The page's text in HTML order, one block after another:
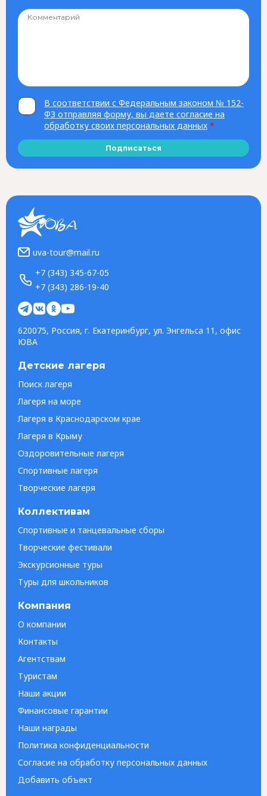
В соответствии с Федеральным законом № 152-
ФЗ отправляя форму, вы даете согласие на
обработку своих персональных данных *
Подписаться
uva-tour@mail.ru
+7 (343) 345-67-05
+7 (343) 286-19-40
620075, Россия, г. Екатеринбург, ул. Энгельса 11, офис
ЮВА
Детские лагеря
Поиск лагеря
Лагеря на море
Лагеря в Краснодарском крае
Лагеря в Крыму
Оздоровительные лагеря
Спортивные лагеря
Творческие лагеря
Коллективам
Спортивные и танцевальные сборы
Творческие фестивали
Экскурсионные туры
Туры для школьников
Компания
О компании
Контакты
Агентствам
Туристам
Наши акции
Финансовые гарантии
Наши награды
Политика конфиденциальности
Согласие на обработку персональных данных
Добавить объект